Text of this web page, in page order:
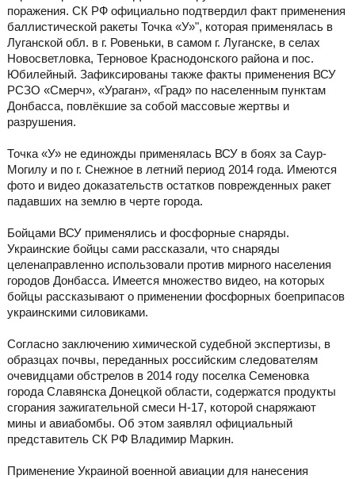
поражения. СК РФ официально подтвердил факт применения
баллистической ракеты Точка «У»", которая применялась в
Луганской обл. в г. Ровеньки, в самом г. Луганске, в селах
Новосветловка, Терновое Краснодонского района и пос.
Юбилейный. Зафиксированы также факты применения ВСУ
РСЗО «Смерч», «Ураган», «Град» по населенным пунктам
Донбасса, повлёкшие за собой массовые жертвы и
разрушения.
Точка «У» не единожды применялась ВСУ в боях за Саур-
Могилу и по г. Снежное в летний период 2014 года. Имеются
фото и видео доказательств остатков поврежденных ракет
падавших на землю в черте города.
Бойцами ВСУ применялись и фосфорные снаряды.
Украинские бойцы сами рассказали, что снаряды
целенаправленно использовали против мирного населения
городов Донбасса. Имеется множество видео, на которых
бойцы рассказывают о применении фосфорных боеприпасов
украинскими силовиками.
Согласно заключению химической судебной экспертизы, в
образцах почвы, переданных российским следователям
очевидцами обстрелов в 2014 году поселка Семеновка
города Славянска Донецкой области, содержатся продукты
сгорания зажигательной смеси Н-17, которой снаряжают
мины и авиабомбы. Об этом заявлял официальный
представитель СК РФ Владимир Маркин.
Применение Украиной военной авиации для нанесения